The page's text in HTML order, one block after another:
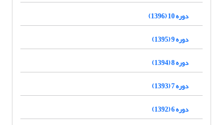
دوره 10 (1396)
دوره 9 (1395)
دوره 8 (1394)
دوره 7 (1393)
دوره 6 (1392)